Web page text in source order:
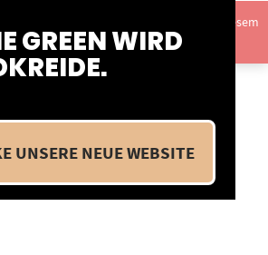
GREEN WIRD
UNSERE NEUE WEBSITE
befinden wir uns im Betriebsurlaub. In diesem
kein Versand statt.Ausblenden